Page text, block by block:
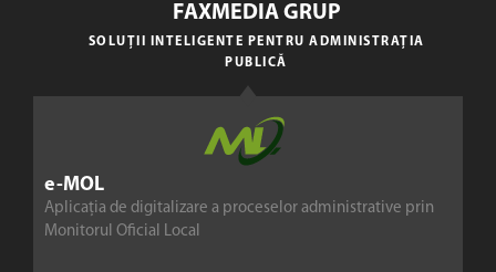
e-MOL
Aplicația de digitalizare a proceselor administrative prin
Monitorul Oficial Local
FAXMEDIA GRUP
SOLUȚII INTELIGENTE PENTRU ADMINISTRAȚIA
PUBLICĂ